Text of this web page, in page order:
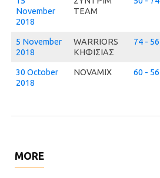
November
2018
ΤΕΑΜ
5 November
2018
WARRIORS
ΚΗΦΙΣΙΑΣ
74 - 56
30 October
2018
NOVAMIX 60 - 56
MORE